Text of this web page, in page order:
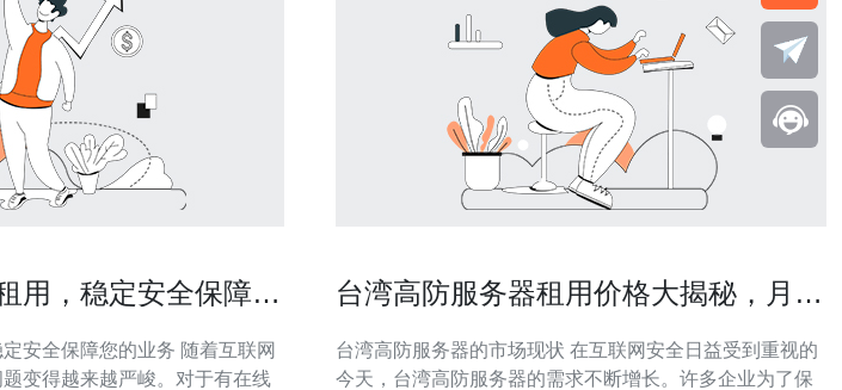
用，稳定安全保障您
障您的业务 随着互联网
变得越来越严峻。对于有在线
台湾高防服务器租用价格大揭秘，月费
台湾高防服务器的市场现状 在互联网安全日益受到重视的
今天，台湾高防服务器的需求不断增长。许多企业为了保